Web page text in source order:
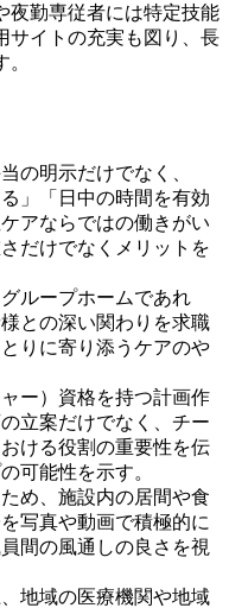
夜勤専従者には特定技能
サイトの充実も図り、長
の明示だけでなく、
」「日中の時間を有効
アならではの働きがい
だけでなくメリットを
ループホームであれ
との深い関わりを求職
りに寄り添うケアのや
ー）資格を持つ計画作
立案だけでなく、チー
ける役割の重要性を伝
可能性を示す。
め、施設内の居間や食
写真や動画で積極的に
間の風通しの良さを視
地域の医療機関や地域